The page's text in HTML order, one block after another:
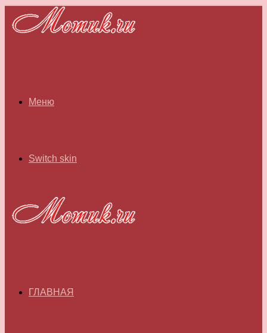
Меню
Switch skin
ГЛАВНАЯ